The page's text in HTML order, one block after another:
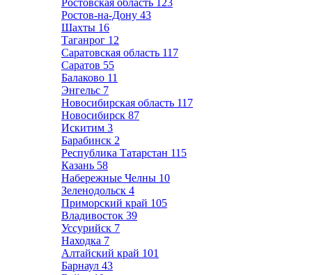
Ростовская область 123
Ростов-на-Дону 43
Шахты 16
Таганрог 12
Саратовская область 117
Саратов 55
Балаково 11
Энгельс 7
Новосибирская область 117
Новосибирск 87
Искитим 3
Барабинск 2
Республика Татарстан 115
Казань 58
Набережные Челны 10
Зеленодольск 4
Приморский край 105
Владивосток 39
Уссурийск 7
Находка 7
Алтайский край 101
Барнаул 43